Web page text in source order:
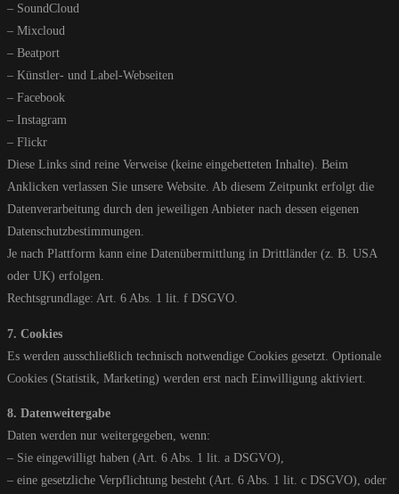
– SoundCloud
– Mixcloud
– Beatport
– Künstler- und Label-Webseiten
– Facebook
– Instagram
– Flickr
Diese Links sind reine Verweise (keine eingebetteten Inhalte). Beim
Anklicken verlassen Sie unsere Website. Ab diesem Zeitpunkt erfolgt die
Datenverarbeitung durch den jeweiligen Anbieter nach dessen eigenen
Datenschutzbestimmungen.
Je nach Plattform kann eine Datenübermittlung in Drittländer (z. B. USA
oder UK) erfolgen.
Rechtsgrundlage: Art. 6 Abs. 1 lit. f DSGVO.
7. Cookies
Es werden ausschließlich technisch notwendige Cookies gesetzt. Optionale
Cookies (Statistik, Marketing) werden erst nach Einwilligung aktiviert.
8. Datenweitergabe
Daten werden nur weitergegeben, wenn:
– Sie eingewilligt haben (Art. 6 Abs. 1 lit. a DSGVO),
– eine gesetzliche Verpflichtung besteht (Art. 6 Abs. 1 lit. c DSGVO), oder